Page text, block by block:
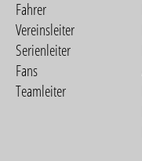
Fahrer
Vereinsleiter
Serienleiter
Fans
Teamleiter